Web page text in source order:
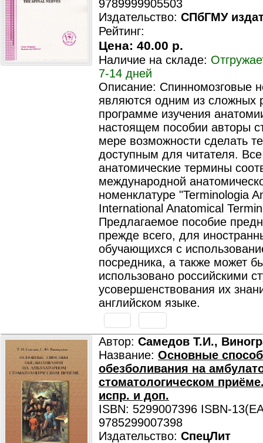
9789999905503
Издательство: СПбГМУ
Рейтинг:
Цена: 40.00 р.
Наличие на складе:
7-14 дней
Описание: Спинномозговые
являются одним из сложных
программе изучения
настоящем пособии авторы
мере возможности сделать
доступным для читателя. Все
анатомические термины
международной
номенклатуре "Terminologia
International Anatomical
Предлагаемое пособие
прежде всего, для
обучающихся с
посредника, а также может
использовано российскими
усовершенствования их
английском языке.
Автор: Самедов Т.И.,
Название: Основные
обезболивания на
стоматологическом
испр. и доп.
ISBN: 5299007396 ISBN-
9785299007398
Издательство: СпецЛит